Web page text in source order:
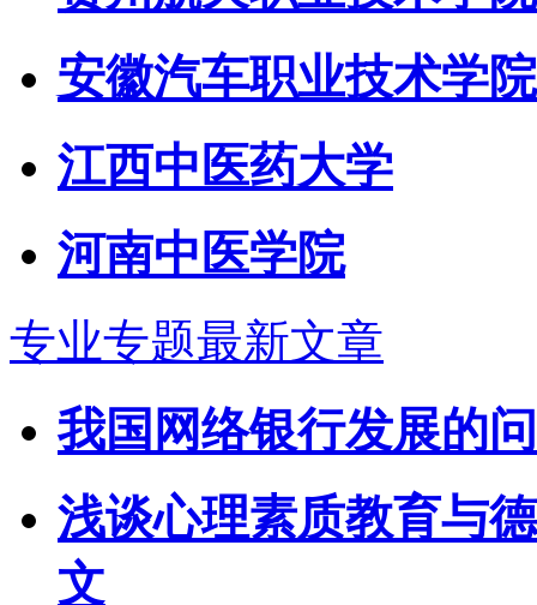
安徽汽车职业技术学院
江西中医药大学
河南中医学院
专业专题最新文章
我国网络银行发展的
浅谈心理素质教育与
文